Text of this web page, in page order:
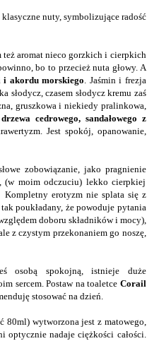
klasyczne nuty, symbolizujące radość
aromat nieco gorzkich i cierpkich
bo to przecież nuta głowy. A
akordu morskiego. Jaśmin i frezja
słodycz, czasem słodycz kremu zaś
gruszkowa i niekiedy pralinkowa,
drzewa cedrowego, sandałowego z
Jest spokój, opanowanie,
zobowiązanie, jako pragnienie
(w moim odczuciu) lekko cierpkiej
Kompletny erotyzm nie splata się z
poukładany, że powoduje pytania
doboru składników i mocy),
z czystym przekonaniem go noszę,
osobą spokojną, istnieje duże
sercem. Postaw na toaletce Corail
stosować na dzień.
80ml) wytworzona jest z matowego,
optycznie nadaje ciężkości całości.